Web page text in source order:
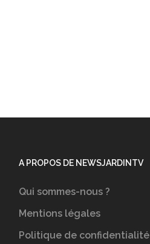
A PROPOS DE NEWSJARDINTV
Qui sommes-nous ?
Mentions légales
Politique de confidentialité